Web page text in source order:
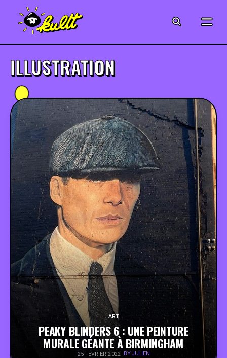
MUSIQUE
CRÉATION
ART
JEUX-VIDÉO
VINTAGE
PEOPLE
FOOD
BONS PLANS
SOUTENEZ KULTT
ILLUSTRATION
ART
PEAKY BLINDERS 6 : UNE PEINTURE
MURALE GÉANTE À BIRMINGHAM
25 FÉVRIER 2022 BY JULIEN